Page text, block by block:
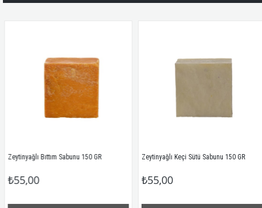
Zeytinyağlı Bıttım Sabunu 150 GR
₺55,00
Zeytinyağlı Keçi Sütü Sabunu 150 GR
₺55,00